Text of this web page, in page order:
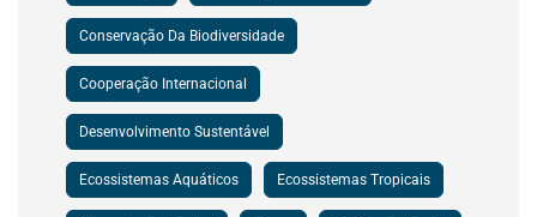
Conservação Da Biodiversidade
Cooperação Internacional
Desenvolvimento Sustentável
Ecossistemas Aquáticos Ecossistemas Tropicais